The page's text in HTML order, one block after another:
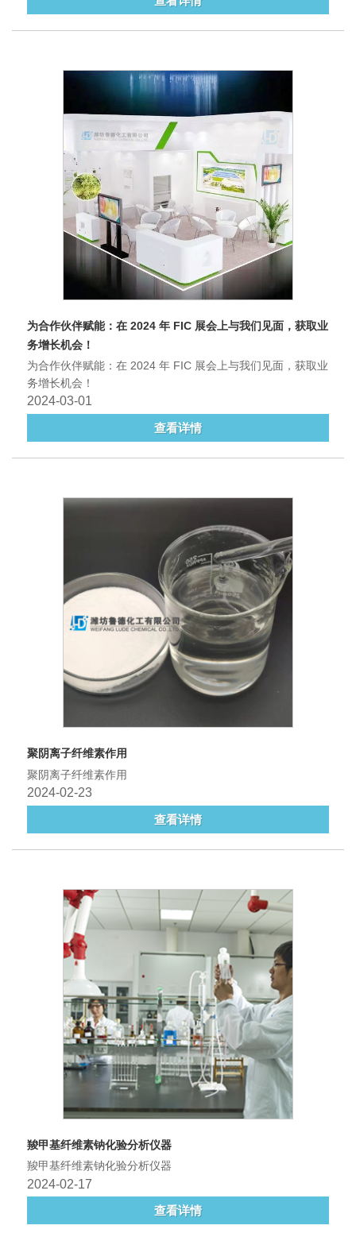
为合作伙伴赋能：在 2024 年 FIC 展会上与我们见面，获取业
务增长机会！
为合作伙伴赋能：在 2024 年 FIC 展会上与我们见面，获取业
务增长机会！
2024-03-01
查看详情
聚阴离子纤维素作用
聚阴离子纤维素作用
2024-02-23
查看详情
羧甲基纤维素钠化验分析仪器
羧甲基纤维素钠化验分析仪器
2024-02-17
查看详情